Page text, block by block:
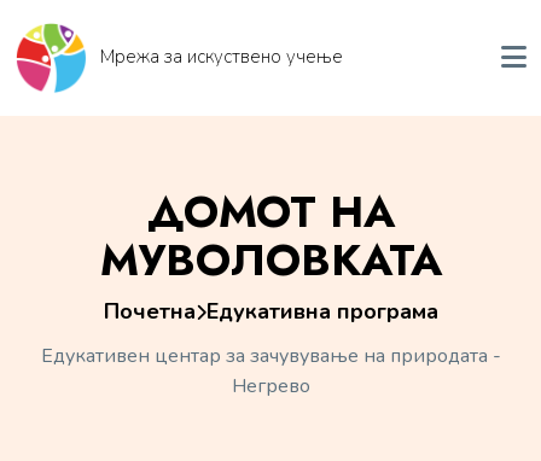
Мрежа за искуствено учење
ДОМОТ НА
МУВОЛОВКАТА
Почетна Едукативна програма
Едукативен центар за зачувување на природата -
Негрево